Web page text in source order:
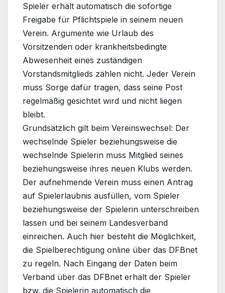
Spieler erhält automatisch die sofortige
Freigabe für Pflichtspiele in seinem neuen
Verein. Argumente wie Urlaub des
Vorsitzenden oder krankheitsbedingte
Abwesenheit eines zuständigen
Vorstandsmitglieds zählen nicht. Jeder Verein
muss Sorge dafür tragen, dass seine Post
regelmäßig gesichtet wird und nicht liegen
bleibt.
Grundsätzlich gilt beim Vereinswechsel: Der
wechselnde Spieler beziehungsweise die
wechselnde Spielerin muss Mitglied seines
beziehungsweise ihres neuen Klubs werden.
Der aufnehmende Verein muss einen Antrag
auf Spielerlaubnis ausfüllen, vom Spieler
beziehungsweise der Spielerin unterschreiben
lassen und bei seinem Landesverband
einreichen. Auch hier besteht die Möglichkeit,
die Spielberechtigung online über das DFBnet
zu regeln. Nach Eingang der Daten beim
Verband über das DFBnet erhält der Spieler
bzw. die Spielerin automatisch die